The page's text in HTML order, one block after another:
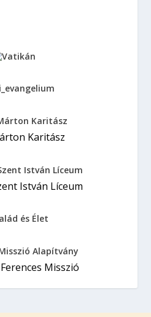
Karitász
István Líceum
Misszió